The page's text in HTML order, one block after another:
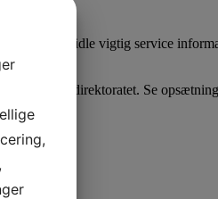
at formidle vigtig service
fra Vejdirektoratet. Se